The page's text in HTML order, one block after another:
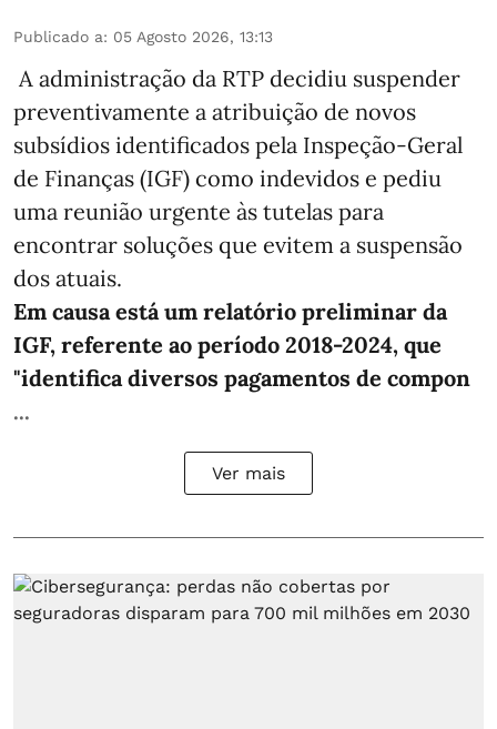
Publicado a: 05 Agosto 2026, 13:13
A administração da RTP decidiu suspender
preventivamente a atribuição de novos
subsídios identificados pela Inspeção-Geral
de Finanças (IGF) como indevidos e pediu
uma reunião urgente às tutelas para
encontrar soluções que evitem a suspensão
dos atuais.
Em causa está um relatório preliminar da
IGF, referente ao período 2018-2024, que
"identifica diversos pagamentos de compon
...
Ver mais